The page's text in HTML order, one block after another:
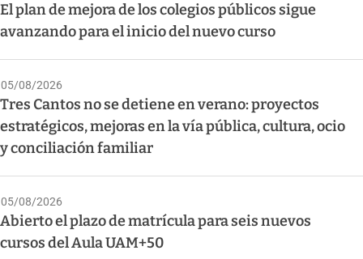
El plan de mejora de los colegios públicos sigue
avanzando para el inicio del nuevo curso
05/08/2026
Tres Cantos no se detiene en verano: proyectos
estratégicos, mejoras en la vía pública, cultura, ocio
y conciliación familiar
05/08/2026
Abierto el plazo de matrícula para seis nuevos
cursos del Aula UAM+50